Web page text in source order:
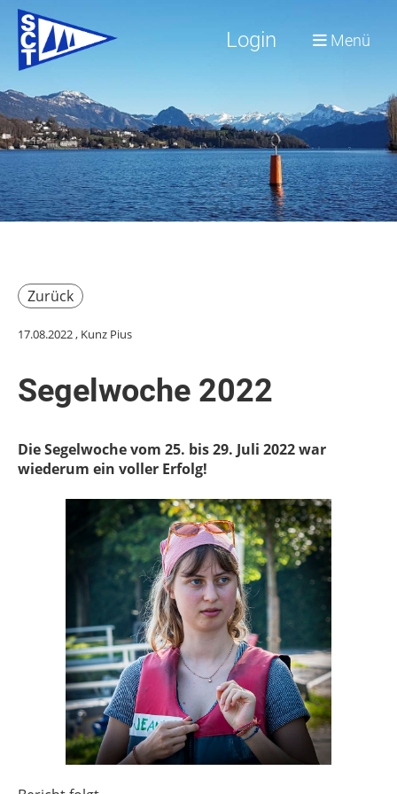
Login Menü
Zurück
17.08.2022, Kunz Pius
Segelwoche 2022
Die Segelwoche vom 25. bis 29. Juli 2022 war
wiederum ein voller Erfolg!